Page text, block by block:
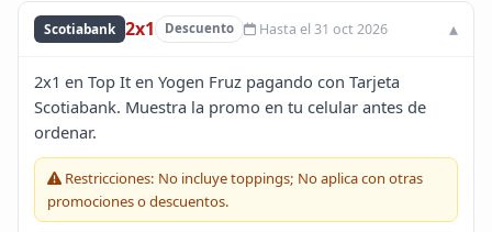
Promociones
Blog
Infinito
Scotiabank 2x1 Descuento Hasta el 31 oct 2026
2x1 en Top It en Yogen Fruz pagando con Tarjeta
Scotiabank. Muestra la promo en tu celular antes de
ordenar.
Restricciones: No incluye toppings; No aplica con otras
promociones o descuentos.